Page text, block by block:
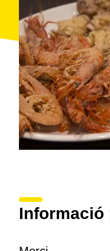
arbequina. També
com el pastís casolà
Informació